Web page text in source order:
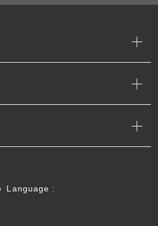
Language :